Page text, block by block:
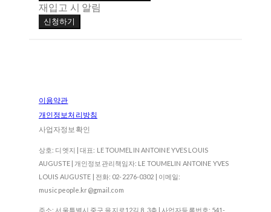
재입고 시 알림
신청하기
이용약관
개인정보처리방침
사업자정보확인
상호: 디엣지 | 대표: LE TOUMELIN ANTOINE YVES LOUIS
AUGUSTE | 개인정보관리책임자: LE TOUMELIN ANTOINE YVES
LOUIS AUGUSTE | 전화: 02-2276-0302 | 이메일:
musicpeople.kr@gmail.com
주소: 서울특별시 중구 을지로12길 8, 3층 | 사업자등록번호: 541-